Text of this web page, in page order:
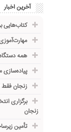
آخرین اخبار
کتاب‌هایی
همه
زنجان فقط ۲۷ مدرسه ناایمن دارد
برگزاری
زنجان
تأمین